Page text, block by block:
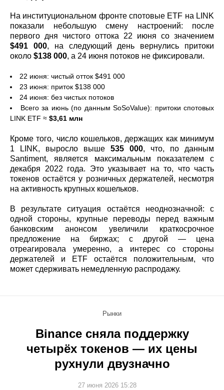
На институциональном фронте спотовые ETF на LINK
показали небольшую смену настроений: после
первого дня чистого оттока 22 июня со значением
$491 000, на следующий день вернулись притоки
около $138 000, а 24 июня потоков не фиксировали.
22 июня: чистый отток $491 000
23 июня: приток $138 000
24 июня: без чистых потоков
Всего за июнь (по данным SoSoValue): притоки спотовых
LINK ETF ≈ $3,61 млн
Кроме того, число кошельков, держащих как минимум
1 LINK, выросло выше 535 000, что, по данным
Santiment, является максимальным показателем с
декабря 2022 года. Это указывает на то, что часть
токенов остаётся у розничных держателей, несмотря
на активность крупных кошельков.
В результате ситуация остаётся неоднозначной: с
одной стороны, крупные переводы перед важным
банковским анонсом увеличили краткосрочное
предложение на биржах; с другой — цена
отреагировала умеренно, а интерес со стороны
держателей и ETF остаётся положительным, что
может сдерживать немедленную распродажу.
Рынки
Binance сняла поддержку
четырёх токенов — их цены
рухнули двузначно
27 июня 2026 15:28